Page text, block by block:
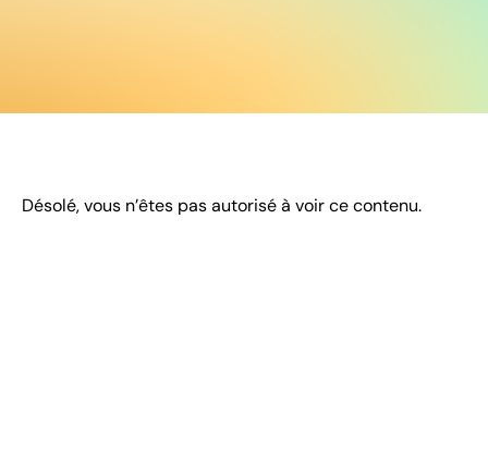
Désolé, vous n’êtes pas autorisé à voir ce contenu.